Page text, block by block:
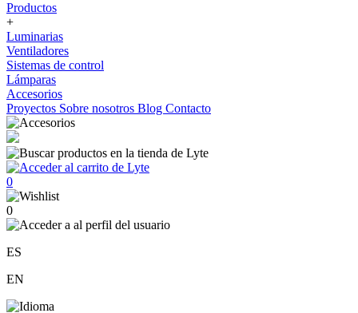
Productos
+
Luminarias
Ventiladores
Sistemas de control
Lámparas
Accesorios
Proyectos Sobre nosotros Blog Contacto
0
0
ES
EN